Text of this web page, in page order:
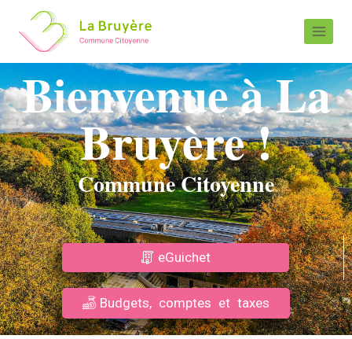
Bienvenue à La
Bruyère !
Commune Citoyenne
eGuichet
Budgets, comptes et taxes